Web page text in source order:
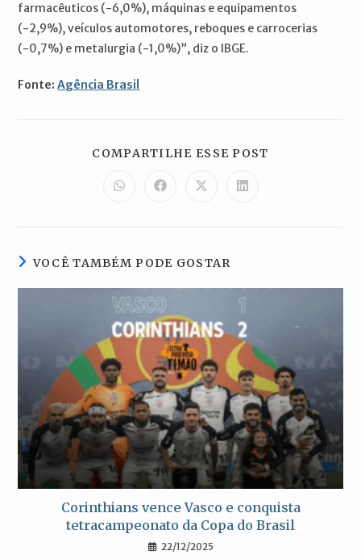
farmacêuticos (-6,0%), máquinas e equipamentos
(-2,9%), veículos automotores, reboques e carrocerias
(-0,7%) e metalurgia (-1,0%)”, diz o IBGE.
Fonte:Agência Brasil
COMPARTILHE ESSE POST
Abre
em
nova
Abre
em
nova
Abre
em
nova
Abre
em
nova
VOCÊ TAMBÉM PODE GOSTAR
Corinthians vence Vasco e conquista
tetracampeonato da Copa do Brasil
22/12/2025